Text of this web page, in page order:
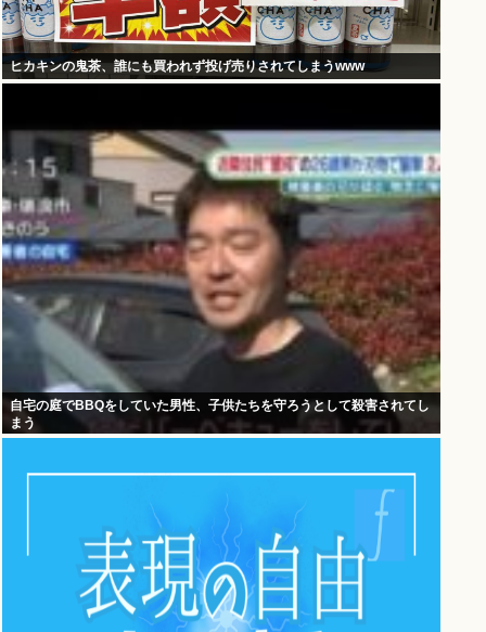
ヒカキンの鬼茶、誰にも買われず投げ売りされてしまうwww
自宅の庭でBBQをしていた男性、子供たちを守ろうとして殺害されてし
まう